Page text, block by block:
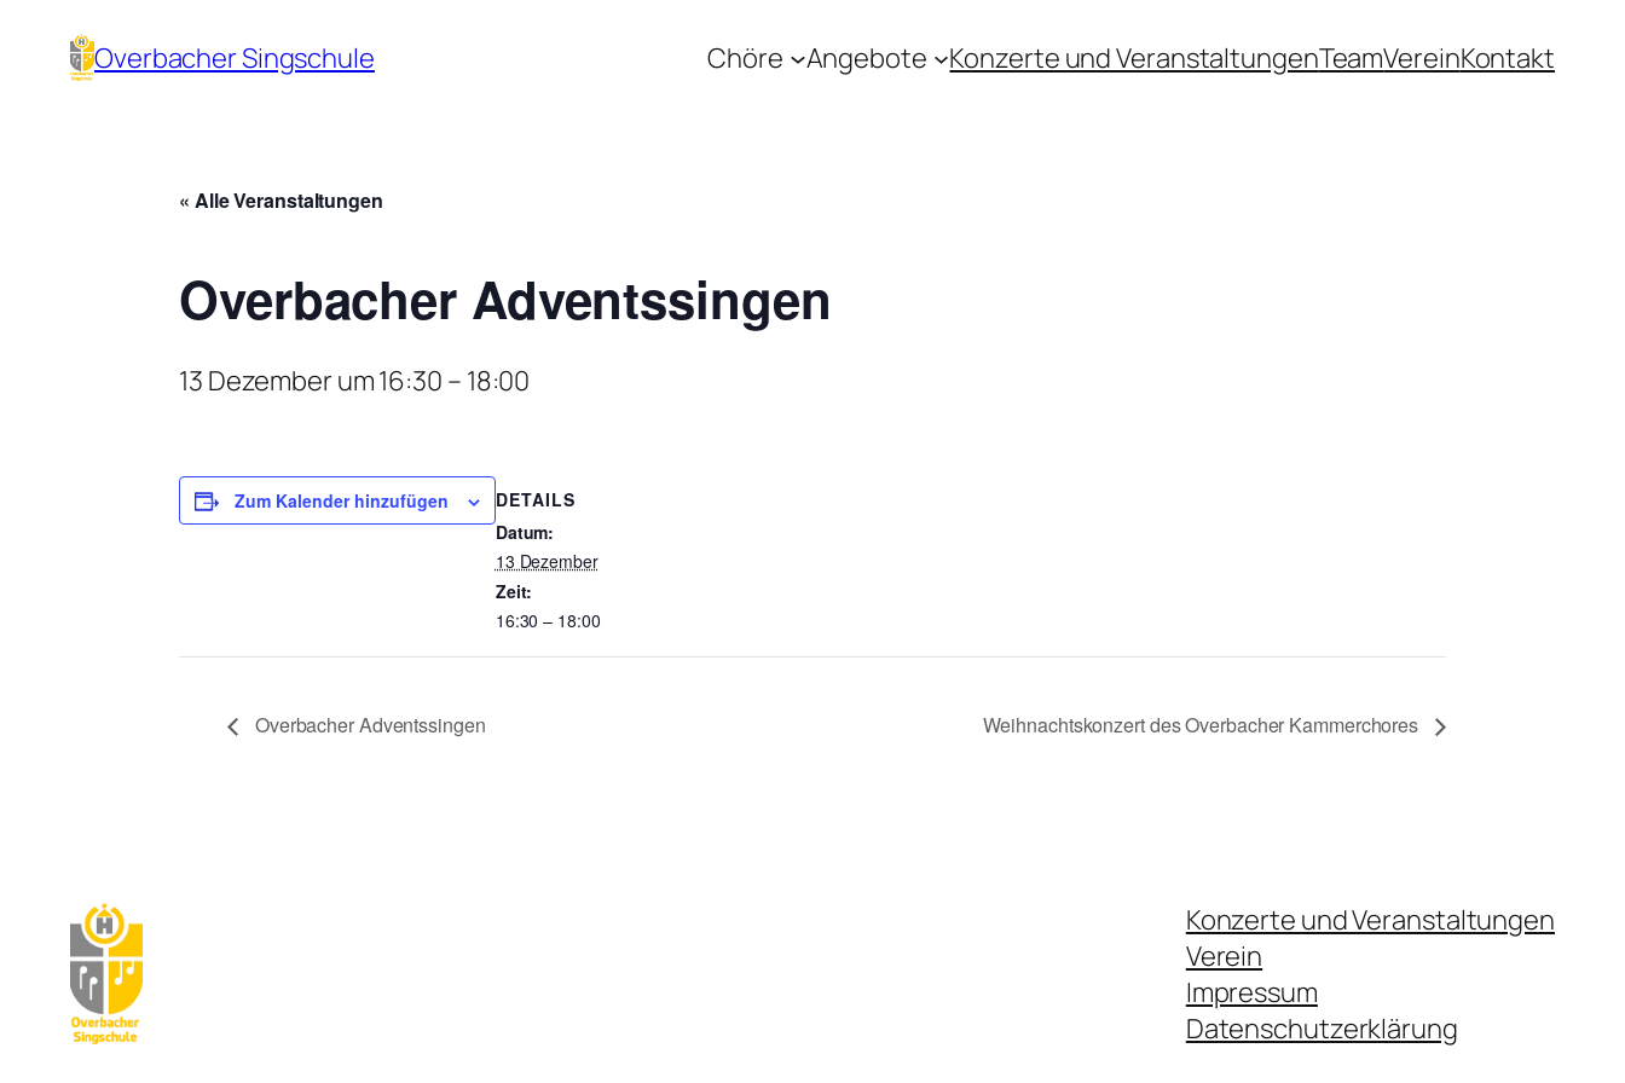
Overbacher Singschule Chöre Angebote Konzerte und VeranstaltungenTeamVereinKontakt
« Alle Veranstaltungen
Overbacher Adventssingen
13 Dezember um 16:30 – 18:00
Zum Kalender hinzufügen
DETAILS
Datum:
13 Dezember
Zeit:
16:30 – 18:00
Overbacher Adventssingen Weihnachtskonzert des Overbacher Kammerchores
Konzerte und Veranstaltungen
Verein
Impressum
Datenschutzerklärung